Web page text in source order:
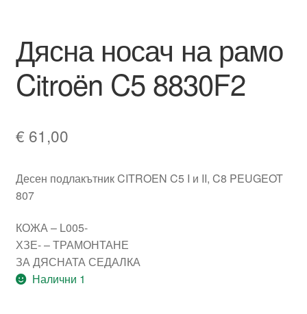
Разгледайте
Транспорт
Дясна носач на рамо
Citroën C5 8830F2
€ 61,00
Десен подлакътник CITROEN C5 I и II, C8 PEUGEOT
807
КОЖА – L005-
ХЗЕ- – ТРАМОНТАНЕ
ЗА ДЯСНАТА СЕДАЛКА
Налични 1